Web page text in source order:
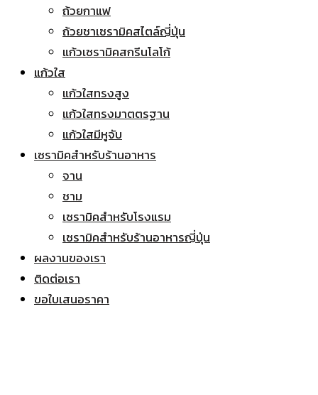
ถ้วยกาแฟ
ถ้วยชาเซรามิคสไตล์ญี่ปุ่น
แก้วเซรามิคสกรีนโลโก้
แก้วใส
แก้วใสทรงสูง
แก้วใสทรงมาตตรฐาน
แก้วใสมีหูจับ
เซรามิคสำหรับร้านอาหาร
จาน
ชาม
เซรามิคสำหรับโรงแรม
เซรามิคสำหรับร้านอาหารญี่ปุ่น
ผลงานของเรา
ติดต่อเรา
ขอใบเสนอราคา